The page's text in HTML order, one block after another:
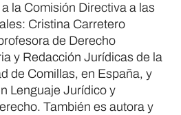
la Comisión Directiva a las
Cristina Carretero
de Derecho
y Redacción Jurídicas de la
de Comillas, en España, y
Lenguaje Jurídico y
También es autora y